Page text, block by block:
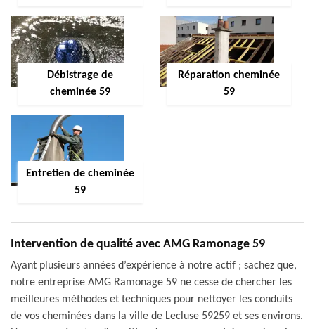
Débistrage de
cheminée 59
Réparation cheminée
59
Entretien de cheminée
59
Intervention de qualité avec AMG Ramonage 59
Ayant plusieurs années d’expérience à notre actif ; sachez que,
notre entreprise AMG Ramonage 59 ne cesse de chercher les
meilleures méthodes et techniques pour nettoyer les conduits
de vos cheminées dans la ville de Lecluse 59259 et ses environs.